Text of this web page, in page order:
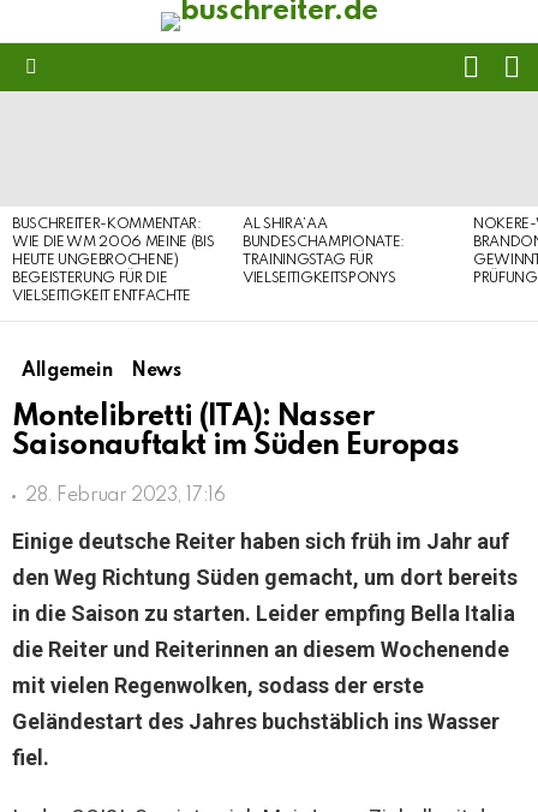
BUSCHREITER-KOMMENTAR:
WIE DIE WM 2006 MEINE (BIS
HEUTE UNGEBROCHENE)
BEGEISTERUNG FÜR DIE
VIELSEITIGKEIT ENTFACHTE
AL SHIRA’AA
BUNDESCHAMPIONATE:
TRAININGSTAG FÜR
VIELSEITIGKEITSPONYS
PRÜFUNG
Allgemein News
Montelibretti (ITA): Nasser
Saisonauftakt im Süden Europas
28. Februar 2023, 17:16
Einige deutsche Reiter haben sich früh im Jahr auf
den Weg Richtung Süden gemacht, um dort bereits
in die Saison zu starten. Leider empfing Bella Italia
die Reiter und Reiterinnen an diesem Wochenende
mit vielen Regenwolken, sodass der erste
Geländestart des Jahres buchstäblich ins Wasser
fiel.